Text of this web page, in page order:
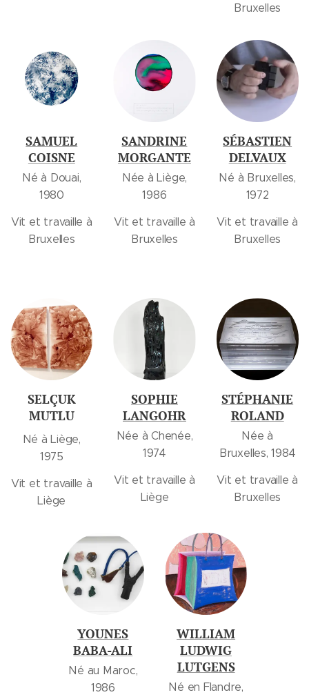
Bruxelles
SAMUEL
COISNE
Né à Douai,
1980
Vit et travaille à
Bruxelles
SANDRINE
MORGANTE
Née à Liège,
1986
Vit et travaille à
Bruxelles
SÉBASTIEN
DELVAUX
Né à Bruxelles,
1972
Vit et travaille à
Bruxelles
SELÇUK
MUTLU
Né à Liège,
1975
Vit et travaille à
Liège
SOPHIE
LANGOHR
Née à Chenée,
1974
Vit et travaille à
Liège
STÉPHANIE
ROLAND
Née à
Bruxelles, 1984
Vit et travaille à
Bruxelles
YOUNES
BABA-ALI
Né au Maroc,
1986
WILLIAM
LUDWIG
LUTGENS
Né en Flandre,